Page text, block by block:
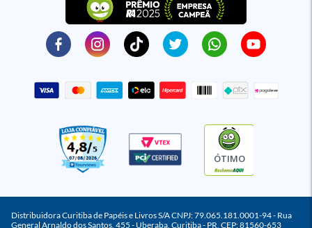
ÓTIMO
Distribuidora Curitiba de Papéis e Livros S/A CNPJ: 79.065.181.0001-94 - Rua
General Arnaldo dos Santos, 455 - Uberaba, Curitiba - PR, CEP: 81560-653